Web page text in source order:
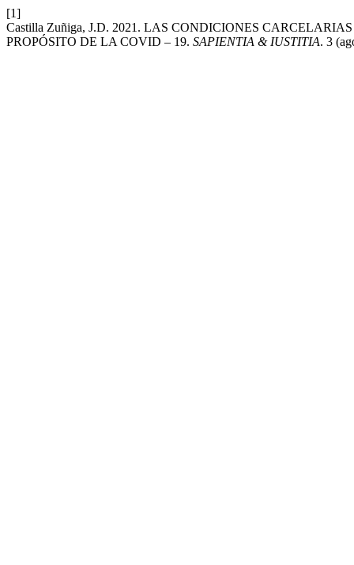
[1]
Castilla Zuñiga, J.D. 2021. LAS CONDICIONES
PROPÓSITO DE LA COVID – 19. SAPIENTIA & IUSTITIA. 3